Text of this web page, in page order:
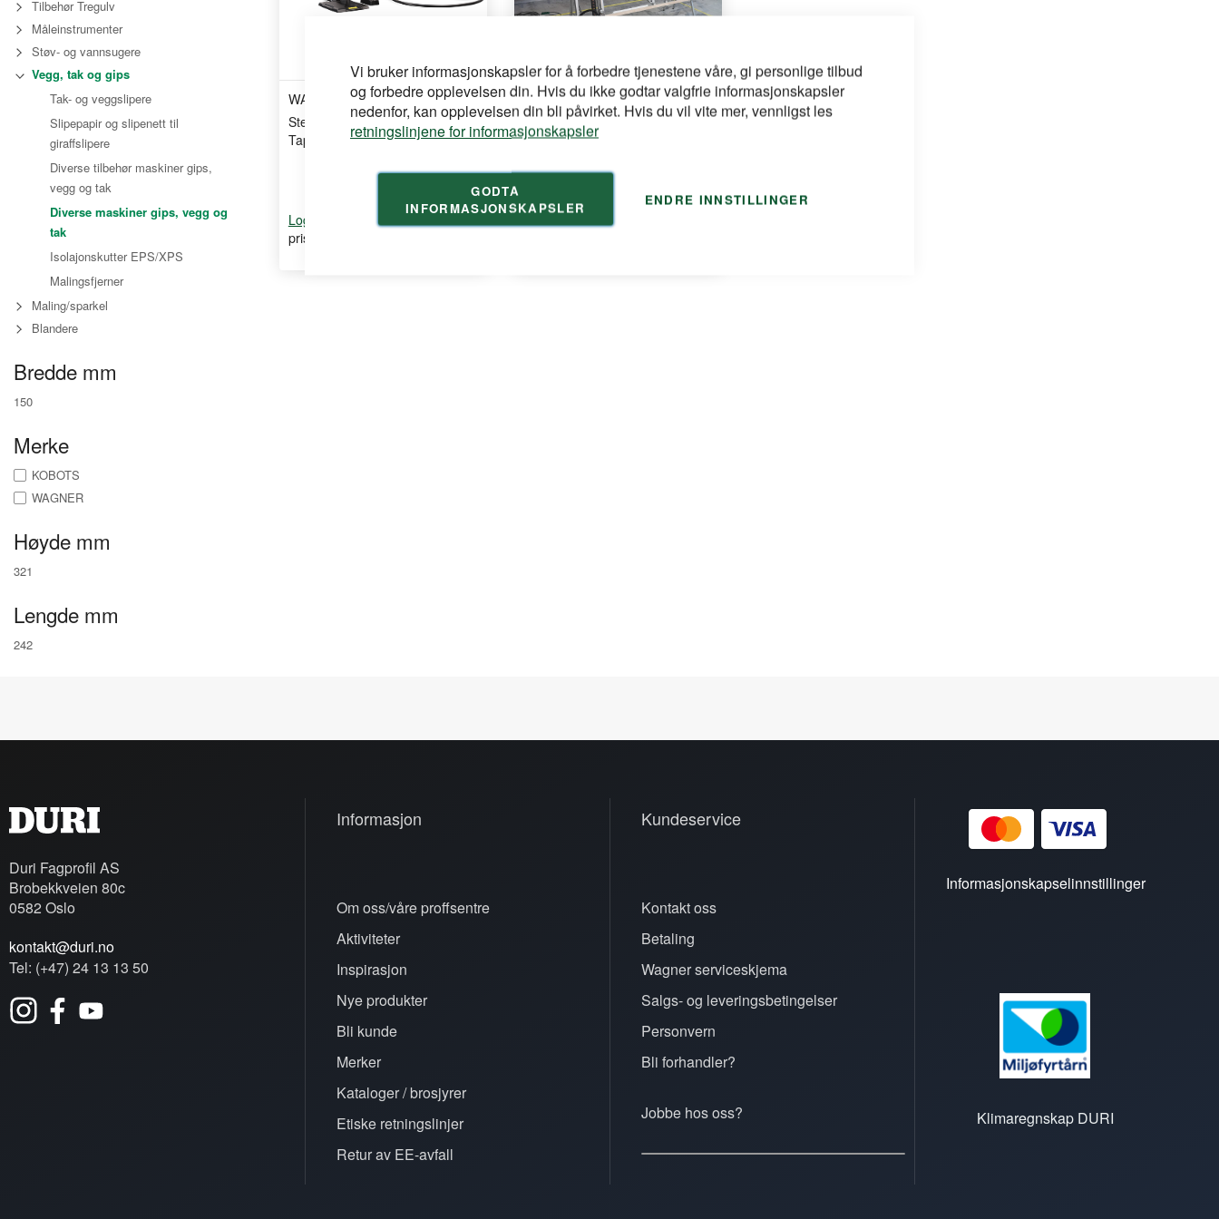
Vi bruker informasjonskapsler for å forbedre tjenestene våre, gi personlige tilbud
og forbedre opplevelsen din. Hvis du ikke godtar valgfrie informasjonskapsler
nedenfor, kan opplevelsen din bli påvirket. Hvis du vil vite mer, vennligst les
retningslinjene for informasjonskapsler
GODTA
INFORMASJONSKAPSLER
ENDRE INNSTILLINGER
WAGNER
SteamForce Speed Pro
Tapetfjerner damp
Logg inn
for å se din
pris
KOBOTS
Kobots skjærerobot
1250x3050mm
modellen i Kobots- ...
Logg inn for å se din
Tilbehør Tregulv
Måleinstrumenter
Støv- og vannsugere
Vegg, tak og gips
Tak- og veggslipere
Slipepapir og slipenett til
giraffslipere
Diverse tilbehør maskiner gips,
vegg og tak
Diverse maskiner gips, vegg og
tak
Isolajonskutter EPS/XPS
Malingsfjerner
Maling/sparkel
Blandere
Bredde mm
150
Merke
KOBOTS
WAGNER
Høyde mm
321
Lengde mm
242
Duri Fagprofil AS
Brobekkveien 80c
0582 Oslo
kontakt@duri.no
Tel: (+47) 24 13 13 50
Informasjon
Om oss/våre proffsentre
Aktiviteter
Inspirasjon
Nye produkter
Bli kunde
Merker
Kataloger / brosjyrer
Etiske retningslinjer
Retur av EE-avfall
Kundeservice
Kontakt oss
Betaling
Wagner serviceskjema
Salgs- og leveringsbetingelser
Personvern
Bli forhandler?
Jobbe hos oss?
Informasjonskapselinnstillinger
Klimaregnskap DURI